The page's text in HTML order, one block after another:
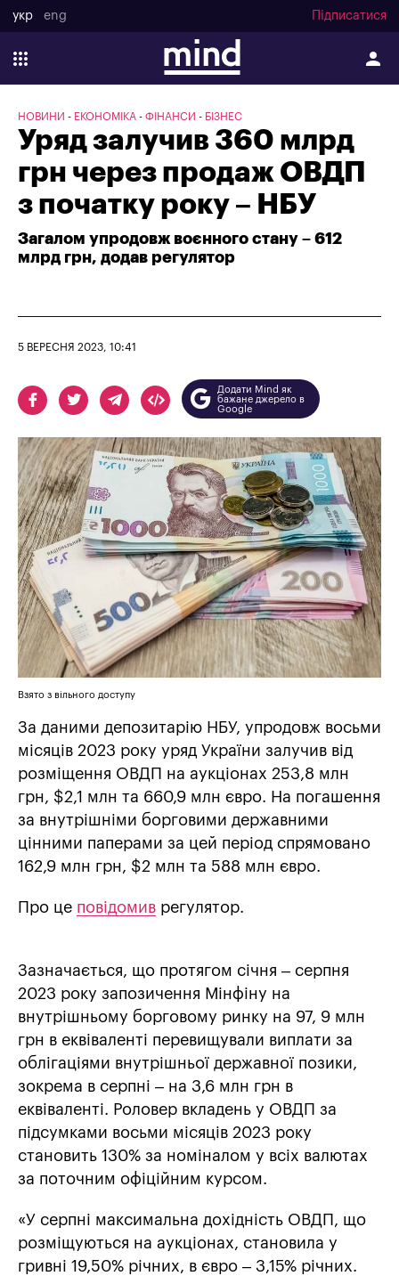
укр eng Підписатися
НОВИНИ ЕКОНОМІКА ФІНАНСИ БІЗНЕС
Уряд залучив 360 млрд
грн через продаж ОВДП
з початку року – НБУ
Загалом упродовж воєнного стану – 612
млрд грн, додав регулятор
5 ВЕРЕСНЯ 2023, 10:41
Додати Mind як
бажане джерело в
Google
Взято з вільного доступу
За даними депозитарію НБУ, упродовж восьми
місяців 2023 року уряд України залучив від
розміщення ОВДП на аукціонах 253,8 млн
грн, $2,1 млн та 660,9 млн євро. На погашення
за внутрішніми борговими державними
цінними паперами за цей період спрямовано
162,9 млн грн, $2 млн та 588 млн євро.
Про це повідомив регулятор.
Зазначається, що протягом січня – серпня
2023 року запозичення Мінфіну на
внутрішньому борговому ринку на 97, 9 млн
грн в еквіваленті перевищували виплати за
облігаціями внутрішньої державної позики,
зокрема в серпні – на 3,6 млн грн в
еквіваленті. Роловер вкладень у ОВДП за
підсумками восьми місяців 2023 року
становить 130% за номіналом у всіх валютах
за поточним офіційним курсом.
«У серпні максимальна дохідність ОВДП, що
розміщуються на аукціонах, становила у
гривні 19,50% річних, в євро – 3,15% річних.